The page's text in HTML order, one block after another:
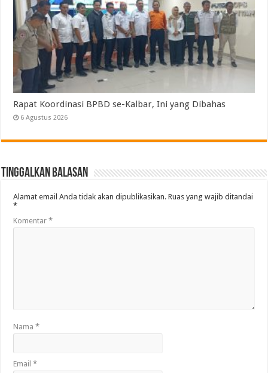
Rapat Koordinasi BPBD se-Kalbar, Ini yang Dibahas
6 Agustus 2026
Tinggalkan Balasan
Alamat email Anda tidak akan dipublikasikan. Ruas yang wajib ditandai
*
Komentar*
Nama*
Email*